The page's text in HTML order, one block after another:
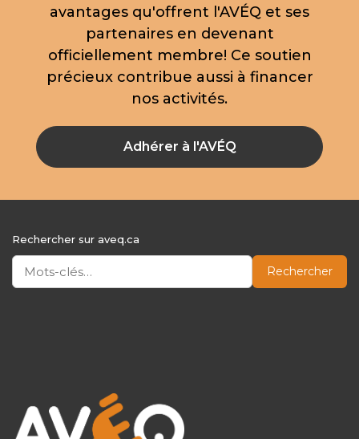
avantages qu'offrent l'AVÉQ et ses
partenaires en devenant
officiellement membre! Ce soutien
précieux contribue aussi à financer
nos activités.
Adhérer à l'AVÉQ
Rechercher sur aveq.ca
Rechercher